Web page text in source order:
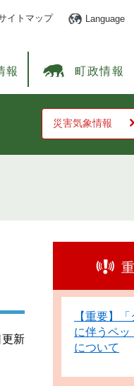
イトマップ Language
報 町政情報
災害気象情報
新
【重要】
に伴うペッ
について